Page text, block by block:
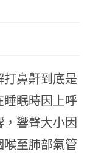
鼻鼾到底是
眠時因上呼
響聲大小因
至肺部氣管